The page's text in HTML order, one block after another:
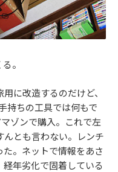
。
に改造するのだけど、
持ちの工具では何もで
ゾンで購入。これで左
んとも言わない。レンチ
。ネットで情報をあさ
年劣化で固着している